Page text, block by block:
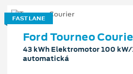
FAST LANE
Ford Tourneo
43 kWh Elektromotor 100 kW/
automatická